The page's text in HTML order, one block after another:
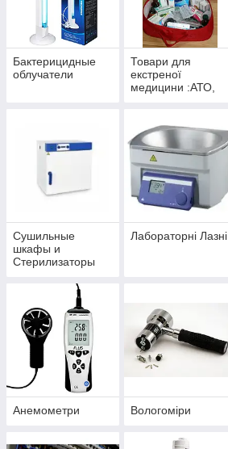
Бактерицидные
облучатели
Товари для
екстреної
медицини :АТО,
рятувальників
Сушильные
шкафы и
Стерилизаторы
Лабораторні Лазні
Анемометри Вологоміри